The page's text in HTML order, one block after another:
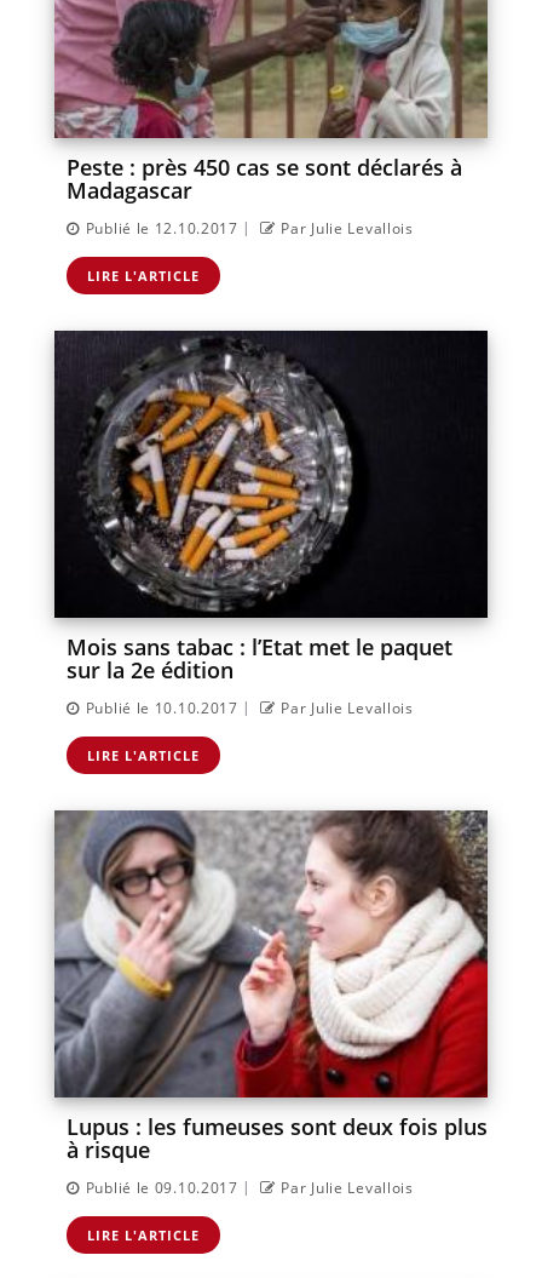
Peste : près 450 cas se sont déclarés à
Madagascar
Publié le 12.10.2017 | Par Julie Levallois
LIRE L'ARTICLE
Mois sans tabac : l’Etat met le paquet
sur la 2e édition
Publié le 10.10.2017 | Par Julie Levallois
LIRE L'ARTICLE
Lupus : les fumeuses sont deux fois plus
à risque
Publié le 09.10.2017 | Par Julie Levallois
LIRE L'ARTICLE